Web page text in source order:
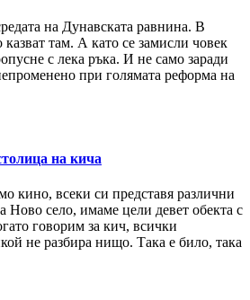
на Дунавската равнина. В
казват там. А като се замисли човек
с лека ръка. И не само заради
при голямата реформа на
на кича
кино, всеки си представя различни
Ново село, имаме цели девет обекта с
говорим за кич, всички
не разбира нищо. Така е било, така